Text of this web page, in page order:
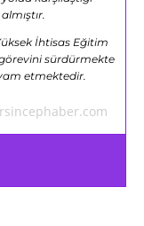
İhtisas Eğitim
sürdürmekte
etmektedir.